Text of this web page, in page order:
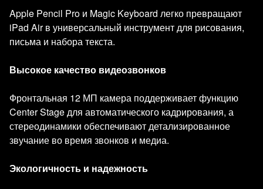
Apple Pencil Pro и Magic Keyboard легко превращают
iPad Air в универсальный инструмент для рисования,
письма и набора текста.
Высокое качество видеозвонков
Фронтальная 12 МП камера поддерживает функцию
Center Stage для автоматического кадрирования, а
стереодинамики обеспечивают детализированное
звучание во время звонков и медиа.
Экологичность и надежность